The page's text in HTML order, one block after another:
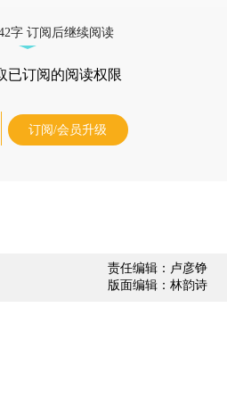
字 订阅后继续阅读
已订阅的阅读权限
订阅/会员升级
责任编辑：卢彦铮
版面编辑：林韵诗